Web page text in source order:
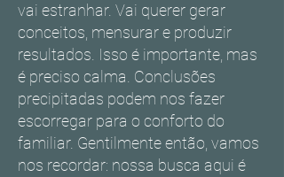
vai estranhar. Vai querer gerar
conceitos, mensurar e produzir
resultados. Isso é importante, mas
é preciso calma. Conclusões
precipitadas podem nos fazer
escorregar para o conforto do
familiar. Gentilmente então, vamos
nos recordar: nossa busca aqui é